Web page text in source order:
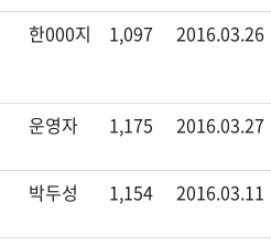
한000지 1,097 2016.03.26
운영자 1,175 2016.03.27
박두성 1,154 2016.03.11